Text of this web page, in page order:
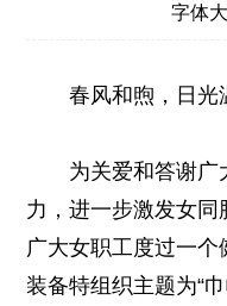
字体大
春风和煦，日光
为关爱和答谢广
力，进一步激发女
广大女职工度过一
装备特组织主题为“